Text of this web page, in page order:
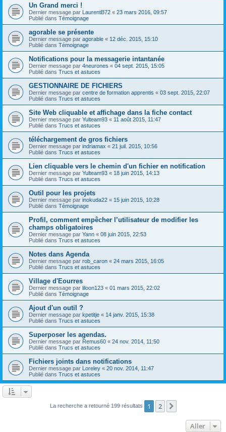
Un Grand merci !
Dernier message par LaurentB72 « 23 mars 2016, 09:57
Publié dans Témoignage
agorable se présente
Dernier message par agorable « 12 déc. 2015, 15:10
Publié dans Témoignage
Notifications pour la messagerie intantanée
Dernier message par 4neurones « 04 sept. 2015, 15:05
Publié dans Trucs et astuces
GESTIONNAIRE DE FICHIERS
Dernier message par centre de formation apprentis « 03 sept. 2015, 22:07
Publié dans Trucs et astuces
Site Web cliquable et affichage dans la fiche contact
Dernier message par Yulteam93 « 11 août 2015, 11:47
Publié dans Trucs et astuces
téléchargement de gros fichiers
Dernier message par indriamax « 21 juil. 2015, 10:56
Publié dans Trucs et astuces
Lien cliquable vers le chemin d'un fichier en notification
Dernier message par Yulteam93 « 18 juin 2015, 14:13
Publié dans Trucs et astuces
Outil pour les projets
Dernier message par inokuda22 « 15 juin 2015, 10:28
Publié dans Témoignage
Profil, comment empêcher l’utilisateur de modifier les
champs obligatoires
Dernier message par Yann « 08 juin 2015, 22:53
Publié dans Trucs et astuces
Notes dans Agenda
Dernier message par rob_caron « 24 mars 2015, 16:05
Publié dans Trucs et astuces
Village d'Eourres
Dernier message par liloon123 « 01 mars 2015, 22:02
Publié dans Témoignage
Ajout d'un outil ?
Dernier message par kpetitje « 14 janv. 2015, 15:38
Publié dans Trucs et astuces
Superposer les agendas.
Dernier message par Remus60 « 24 nov. 2014, 11:50
Publié dans Trucs et astuces
Fichiers joints dans notifications
Dernier message par Loreley « 20 nov. 2014, 11:47
Publié dans Trucs et astuces
La recherche a retourné 199 résultats 1 2
Aller